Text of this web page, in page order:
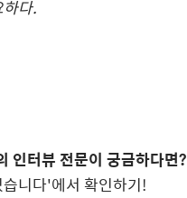
다.
인터뷰 전문이 궁금하다면?
니다'에서 확인하기!